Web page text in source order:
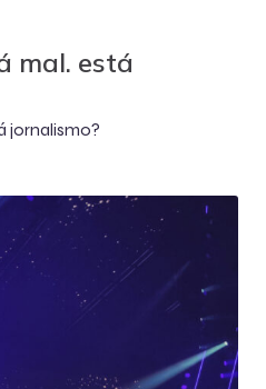
mal. está
jornalismo?